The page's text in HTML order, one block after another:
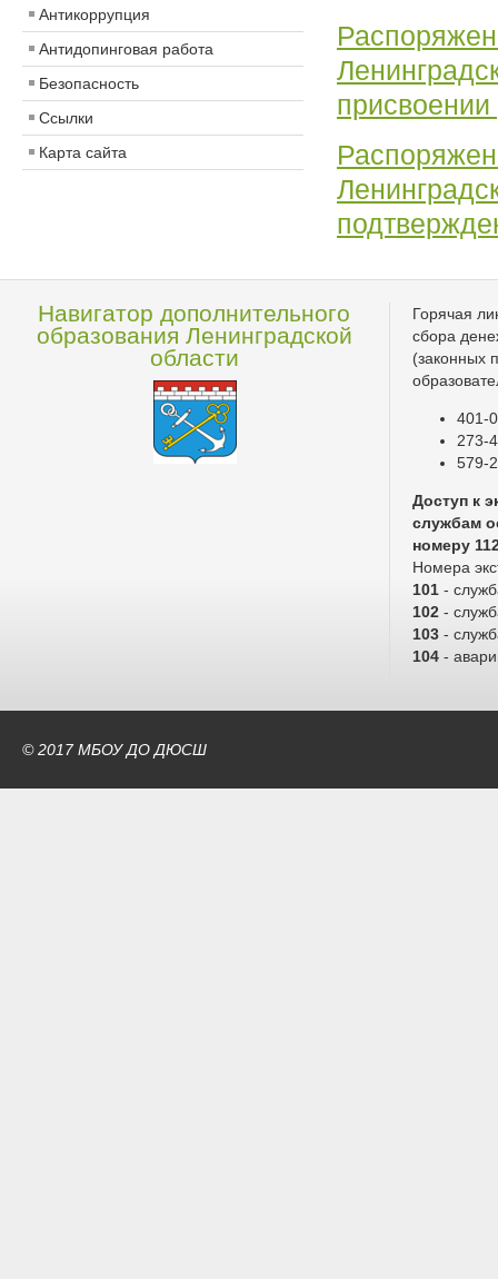
Антикоррупция
Антидопинговая работа
Безопасность
Ссылки
Карта сайта
Навигатор дополнительного
образования Ленинградской
области
Горячая
сбора
(законных
401-
273-
579-
Доступ к
службам
номеру
Номера
101-
102-
103-
104-
© 2017 МБОУ ДО ДЮСШ